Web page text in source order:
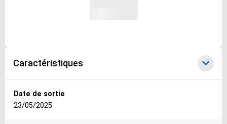
Caractéristiques
Date de sortie
23/05/2025